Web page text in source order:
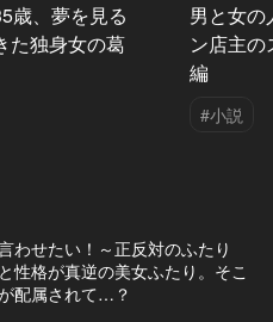
歳、夢を見る
た独身女の葛
男と女
ン店主
編
#小説
わせたい！～正反対のふたり
性格が真逆の美女ふたり。そこ
配属されて…？